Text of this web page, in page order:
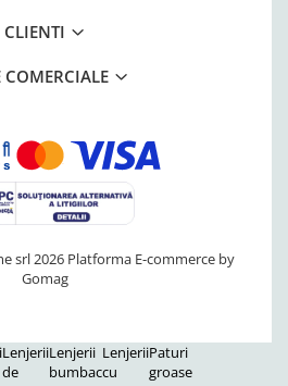
CLIENTI
COMERCIALE
srl 2026 Platforma E-commerce by
Gomag
Lenjerii
de
Lenjerii
bumbac
Lenjerii
cu
Paturi
groase